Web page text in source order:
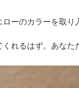
ーのカラーを取り
れるはず。あなた